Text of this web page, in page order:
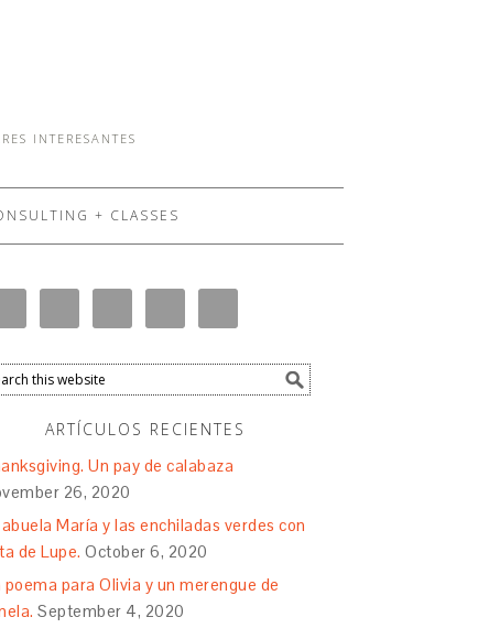
INTERESANTES
+ CLASSES
ARTÍCULOS RECIENTES
Un pay de calabaza
26, 2020
María y las enchiladas verdes con
de Lupe. October 6, 2020
poema para Olivia y un merengue de
September 4, 2020